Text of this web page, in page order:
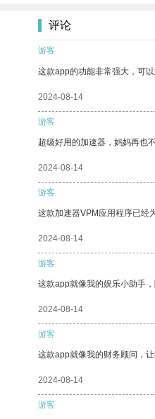
评论
游客
这款app的功能非常强大，可
2024-08-14
游客
超级好用的加速器，妈妈再也
2024-08-14
游客
这款加速器VPM应用程序已经
2024-08-14
游客
这款app就像我的娱乐小助手
2024-08-14
游客
这款app就像我的财务顾问，让
2024-08-14
游客